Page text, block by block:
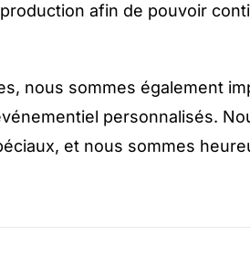
afin de pouvoir
nous sommes également
personnalisés.
et nous sommes